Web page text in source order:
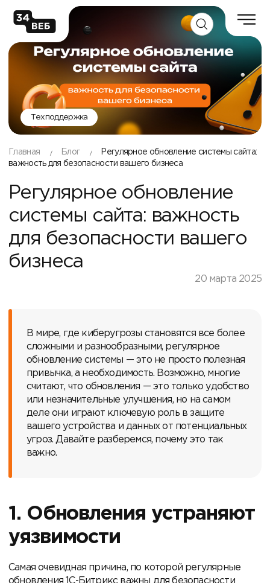
Техподдержка
Главная Блог
Регулярное обновление системы сайта:
важность для безопасности вашего бизнеса
Регулярное обновление
системы сайта: важность
для безопасности вашего
бизнеса
20 марта 2025
В мире, где киберугрозы становятся все более
сложными и разнообразными, регулярное
обновление системы — это не просто полезная
привычка, а необходимость. Возможно, многие
считают, что обновления — это только удобство
или незначительные улучшения, но на самом
деле они играют ключевую роль в защите
вашего устройства и данных от потенциальных
угроз. Давайте разберемся, почему это так
важно.
1. Обновления устраняют
уязвимости
Самая очевидная причина, по которой регулярные
обновления 1С-Битрикс важны для безопасности